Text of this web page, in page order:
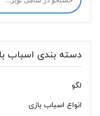
دسته بندی اسباب
لگو
انواع اسباب بازی